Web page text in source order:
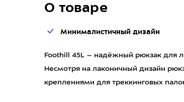
О товаре
Минималистичный дизайн
Foothill 45L – надёжный рюкзак для
Несмотря на лаконичный дизайн
креплениями для треккинговых